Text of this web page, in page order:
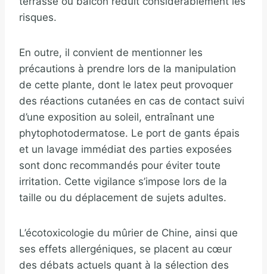
risques.
En outre, il convient de mentionner les
précautions à prendre lors de la manipulation
de cette plante, dont le latex peut provoquer
des réactions cutanées en cas de contact suivi
d’une exposition au soleil, entraînant une
phytophotodermatose. Le port de gants épais
et un lavage immédiat des parties exposées
sont donc recommandés pour éviter toute
irritation. Cette vigilance s’impose lors de la
taille ou du déplacement de sujets adultes.
L’écotoxicologie du mûrier de Chine, ainsi que
ses effets allergéniques, se placent au cœur
des débats actuels quant à la sélection des